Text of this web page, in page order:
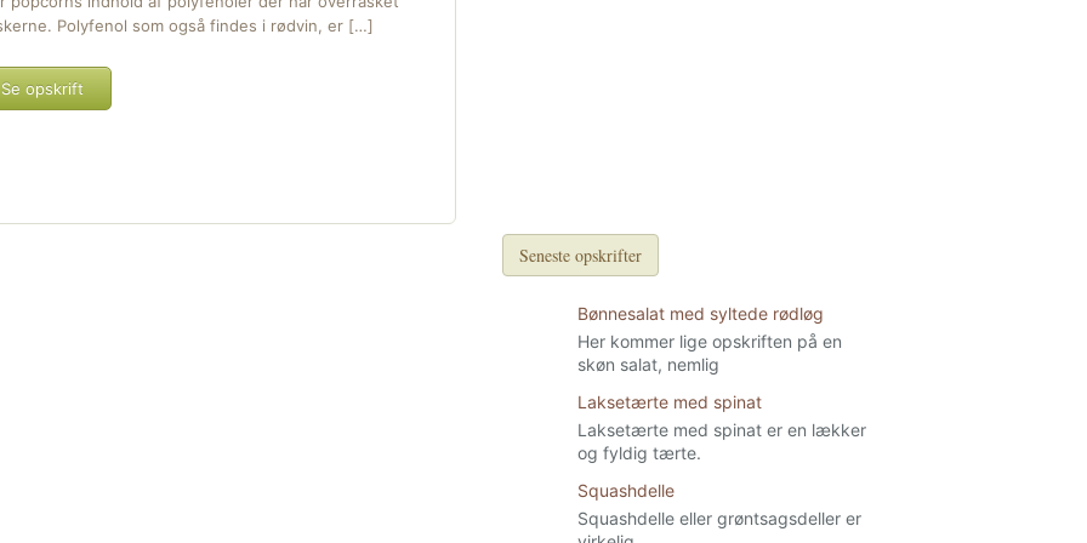
Polyfenol som også findes i rødvin, er […]
Se opskrift
Seneste opskrifter
Bønnesalat med syltede rødløg
Her kommer lige opskriften på en
skøn salat, nemlig
Laksetærte med spinat
Laksetærte med spinat er en lækker
og fyldig tærte.
Squashdelle
Squashdelle eller grøntsagsdeller er